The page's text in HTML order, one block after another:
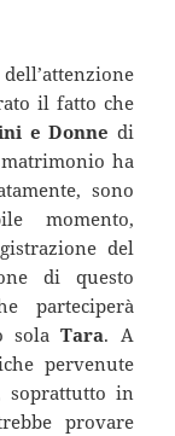
il fatto che
e Donne di
ha
sono
momento,
del
di questo
parteciperà
solaTara. A
pervenute
soprattutto in
provare